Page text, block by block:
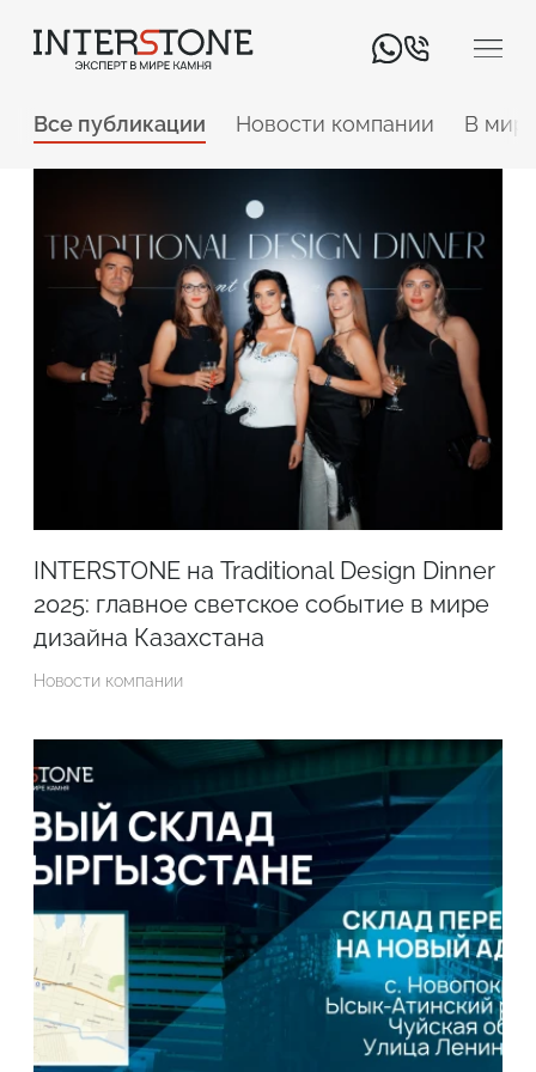
Все публикации Новости компании В
INTERSTONE на Traditional Design Dinner
2025: главное светское событие в мире
дизайна Казахстана
Новости компании
Ваша сфера деятельности
Обработчик Дизайнер
Подтвердите, что вы не робот
ОТПРАВИТЬ ЗАЯВКУ